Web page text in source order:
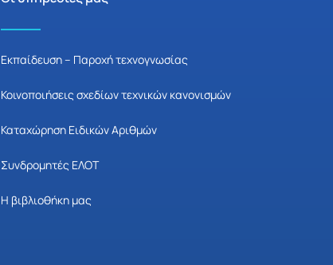
Εκπαίδευση – Παροχή τεχνογνωσίας
Κοινοποιήσεις σχεδίων τεχνικών κανονισμών
Καταχώρηση Ειδικών Αριθμών
Συνδρομητές ΕΛΟΤ
Η βιβλιοθήκη μας